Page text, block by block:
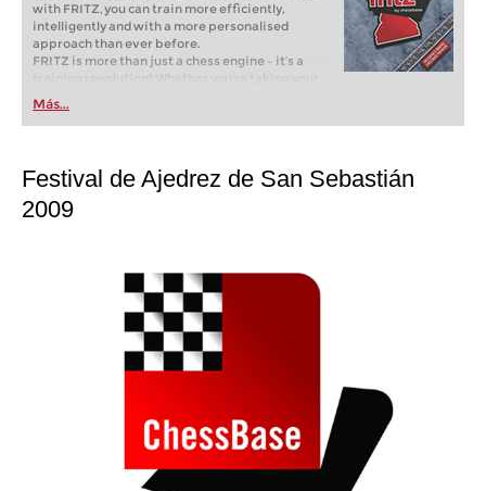
with FRITZ, you can train more efficiently,
intelligently and with a more personalised
approach than ever before.
FRITZ is more than just a chess engine – it’s a
training revolution! Whether you’re taking your
first steps into the world of club chess, or already
playing at a tournament level: with FRITZ, you can
train more efficiently, intelligently and with a
Más...
Festival de Ajedrez de San Sebastián
2009